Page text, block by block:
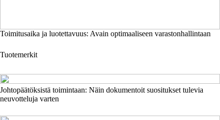
Toimitusaika ja luotettavuus: Avain optimaaliseen varastonhallintaan
Tuotemerkit
Johtopäätöksistä toimintaan: Näin dokumentoit suositukset tulevia
neuvotteluja varten